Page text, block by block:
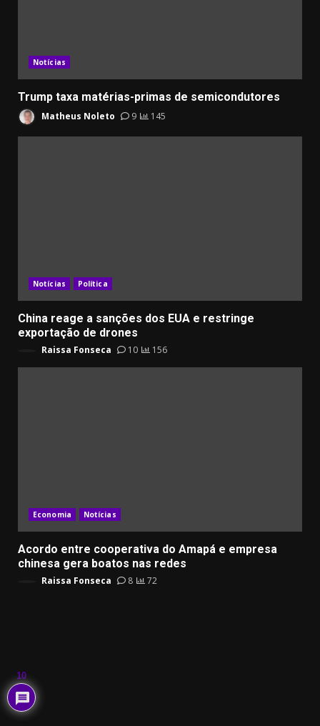
Notícias
Trump taxa matérias-primas de semicondutores
Matheus Noleto 9 145
Notícias Política
China reage a sanções dos EUA e restringe
exportação de drones
Raissa Fonseca 10 156
Economia Notícias
Acordo entre cooperativa do Amapá e empresa
chinesa gera boatos nas redes
Raissa Fonseca 8 72
10